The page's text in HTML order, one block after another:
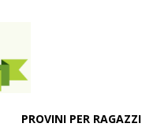
PROVINI PER RAGAZZI